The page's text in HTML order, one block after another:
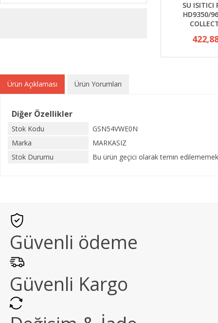
SU ISITICI
HD9350/
Ürün Açıklaması Ürün Yorumları
Diğer Özellikler
Stok Kodu
GSN54VWE0N
Marka
MARKASIZ
Stok Durumu
Bu ürün geçici olarak temin
Güvenli ödeme
Güvenli Kargo